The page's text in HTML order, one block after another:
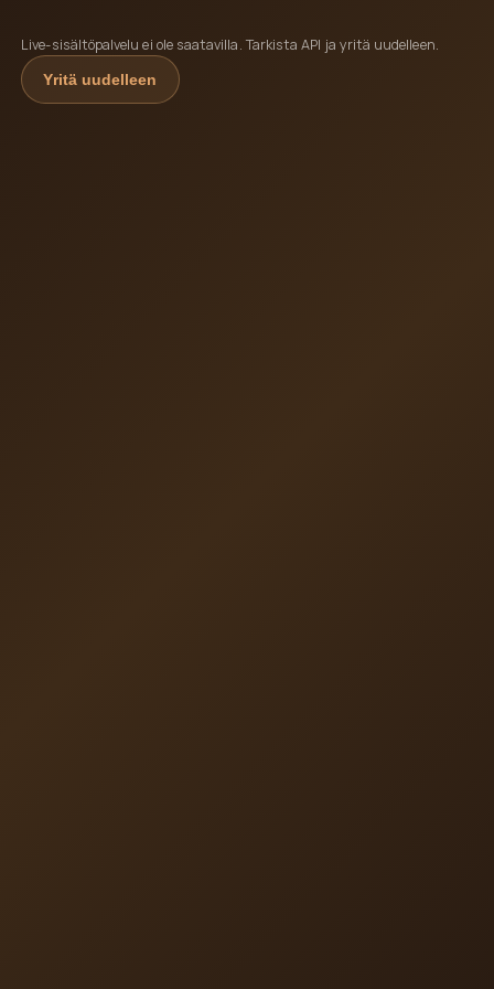
Live-sisältöpalvelu ei ole saatavilla. Tarkista API ja yritä uudelleen.
Yritä uudelleen